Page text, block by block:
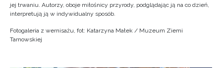
jej trwaniu. Autorzy, oboje miłośnicy przyrody, podglądając ją na co dzień,
interpretują ją w indywidualny sposób.
Fotogaleria z wernisażu, fot: Katarzyna Małek / Muzeum Ziemi
Tarnowskiej